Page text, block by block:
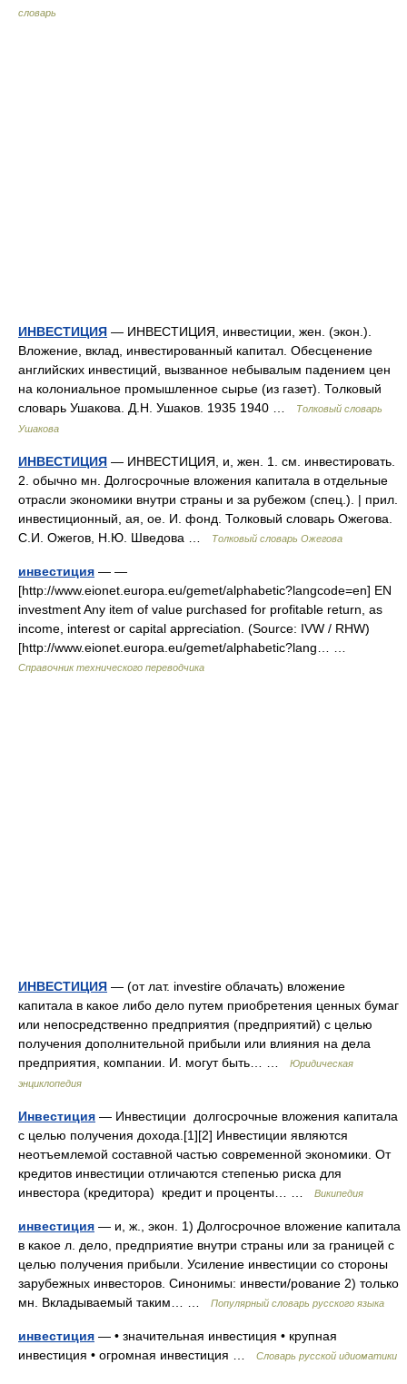
словарь
ИНВЕСТИЦИЯ — ИНВЕСТИЦИЯ, инвестиции, жен. (экон.).
Вложение, вклад, инвестированный капитал. Обесценение
английских инвестиций, вызванное небывалым падением цен
на колониальное промышленное сырье (из газет). Толковый
словарь Ушакова. Д.Н. Ушаков. 1935 1940 …
Толковый словарь
Ушакова
ИНВЕСТИЦИЯ — ИНВЕСТИЦИЯ, и, жен. 1. см. инвестировать.
2. обычно мн. Долгосрочные вложения капитала в отдельные
отрасли экономики внутри страны и за рубежом (спец.). | прил.
инвестиционный, ая, ое. И. фонд. Толковый словарь Ожегова.
С.И. Ожегов, Н.Ю. Шведова …
Толковый словарь Ожегова
инвестиция — —
[http://www.eionet.europa.eu/gemet/alphabetic?langcode=en] EN
investment Any item of value purchased for profitable return, as
income, interest or capital appreciation. (Source: IVW / RHW)
[http://www.eionet.europa.eu/gemet/alphabetic?lang… …
Справочник технического переводчика
ИНВЕСТИЦИЯ — (от лат. investire облачать) вложение
капитала в какое либо дело путем приобретения ценных бумаг
или непосредственно предприятия (предприятий) с целью
получения дополнительной прибыли или влияния на дела
предприятия, компании. И. могут быть… …
Юридическая
энциклопедия
Инвестиция — Инвестиции долгосрочные вложения капитала
с целью получения дохода.[1][2] Инвестиции являются
неотъемлемой составной частью современной экономики. От
кредитов инвестиции отличаются степенью риска для
инвестора (кредитора) кредит и проценты… …
Википедия
инвестиция — и, ж., экон. 1) Долгосрочное вложение капитала
в какое л. дело, предприятие внутри страны или за границей с
целью получения прибыли. Усиление инвестиции со стороны
зарубежных инвесторов. Синонимы: инвести/рование 2) только
мн. Вкладываемый таким… …
Популярный словарь русского языка
инвестиция — • значительная инвестиция • крупная
инвестиция • огромная инвестиция …
Словарь русской идиоматики